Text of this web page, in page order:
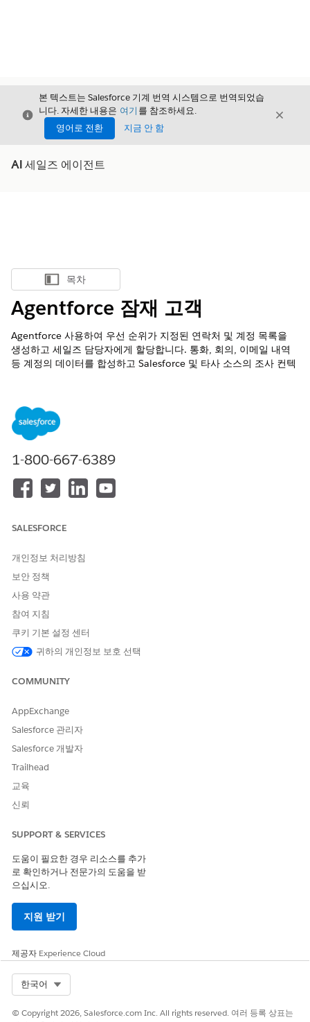
닫기
본 텍스트는 Salesforce 기계 번역 시스템으로 번역되었습
니다. 자세한 내용은 여기 를 참조하세요.
영어로 전환
지금 안 함
닫기
AI 세일즈 에이전트
목차 표시
목차
Agentforce 잠재 고객
Agentforce 사용하여 우선 순위가 지정된 연락처 및 계정 목록을
생성하고 세일즈 담당자에게 할당합니다. 통화, 회의, 이메일 내역
등 계정의 데이터를 합성하고 Salesforce 및 타사 소스의 조사 컨텍
수동 조사의 필요를 줄입니다.
Agentforce Prospecting에 대한 고려 사항
Agentforce Prospecting을 설정하고 사용할 때 다음 사항을 고
려하십시오.
Agentforce Prospecting 설정
Agentforce Prospecting을 설정하고 영업 담당자에게
권한을 부여합니다. 추가 기능을 구성하고 권한을 할당합니다.
Salesforce 및 타사 소스에서 잠재 고객을 생성하고 세일즈 담
당자에게 할당하도록 잠재 고객 조성 에이전트를 구성합니다.
예상 에이전트에 기존 계정을 할당하고 구성된 컨텍스트를 사용
하여 잠재 고객을 생성합니다.
1-800-667-6389
SALESFORCE
개인정보 처리방침
보안 정책
사용 약관
참여 지침
쿠키 기본 설정 센터
귀하의 개인정보 보호 선택
COMMUNITY
AppExchange
Salesforce 관리자
Salesforce 개발자
Trailhead
교육
신뢰
SUPPORT & SERVICES
도움이 필요한 경우 리소스를 추가
로 확인하거나 전문가의 도움을 받
으십시오.
지원 받기
제공자 Experience Cloud
한국어
© Copyright 2026, Salesforce.com Inc. All rights reserved. 여러 등록 상표는